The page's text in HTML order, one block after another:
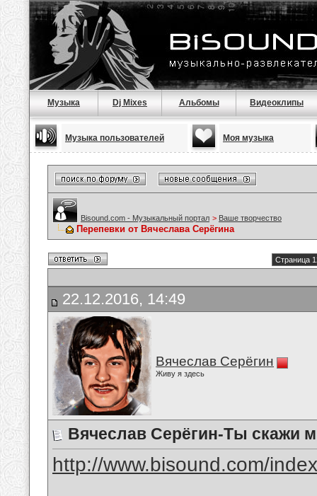
Музыка Dj Mixes Альбомы Видеоклипы
Музыка пользователей Моя музыка
Bisound.com - Музыкальный портал > Ваше творчество
Перепевки от Вячеслава Серёгина
Страница
22.12.2016, 14:49
Вячеслав Серёгин
Живу я здесь
Вячеслав Серёгин-Ты скажи
http://www.bisound.com/